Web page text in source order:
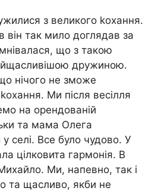
з великого kохання.
він так мило доглядав за
що з такою
дружиною.
нічого не зможе
Ми після весілля
на орендованій
та мама Олега
селі. Все було чудово. У
цілковита гармонія. В
Ми, напевно, так і
та щасливо, якби не